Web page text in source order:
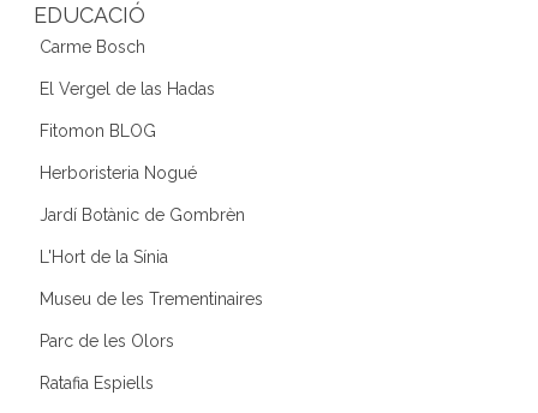
EDUCACIÓ
Carme Bosch
El Vergel de las Hadas
Fitomon BLOG
Herboristeria Nogué
Jardí Botànic de Gombrèn
L'Hort de la Sínia
Museu de les Trementinaires
Parc de les Olors
Ratafia Espiells